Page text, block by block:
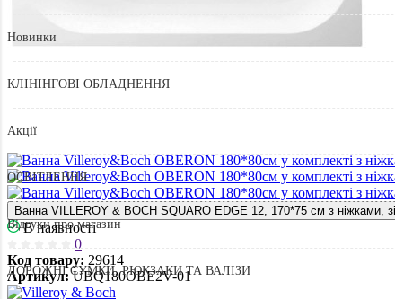
Новинки
КЛІНІНГОВІ ОБЛАДНЕННЯ
Акції
ОСВІТЛЕННЯ
Відгуки про магазин
ДОРОЖНІ СУМКИ, РЮКЗАКИ ТА ВАЛІЗИ
Ванна VILLEROY & BOCH SQUARO EDGE 12, 170*75 см з ніжками,
В наявності
0
Код товару: 29614
Артикул: UBQ180OBE2V-01